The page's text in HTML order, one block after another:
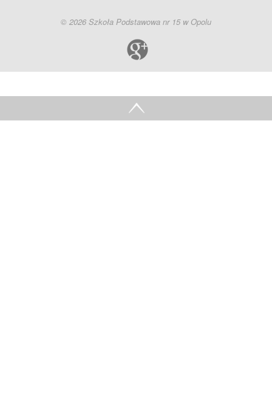
© 2026 Szkoła Podstawowa nr 15 w Opolu